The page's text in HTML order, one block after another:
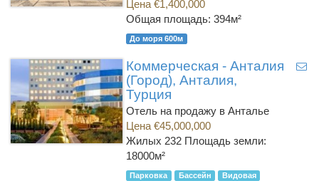
Цена €1,400,000
Общая площадь: 394м²
До моря 600м
Коммерческая - Анталия
(Город), Анталия,
Турция
Отель на продажу в Анталье
Цена €45,000,000
Жилых 232 Площадь земли:
18000м²
Парковка Бассейн
Видовая